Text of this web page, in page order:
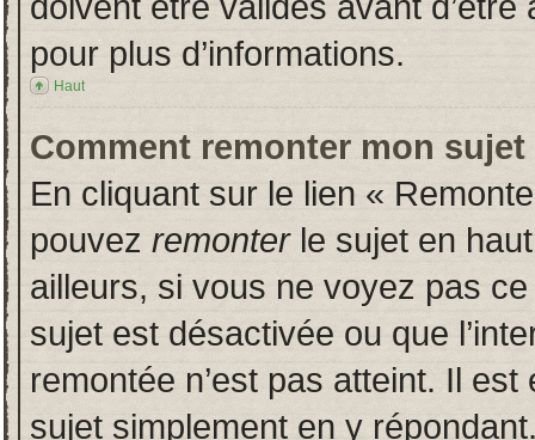
pour plus d’informations.
Haut
Comment remonter mon sujet
En cliquant sur le lien «
pouvez remonterle sujet en
ailleurs, si vous ne voyez pas
sujet est désactivée ou que
remontée n’est pas atteint. Il
sujet simplement en y